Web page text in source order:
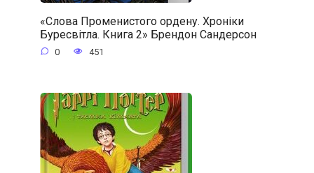
«Слова Променистого ордену. Хроніки
Буресвітла. Книга 2» Брендон Сандерсон
0 451